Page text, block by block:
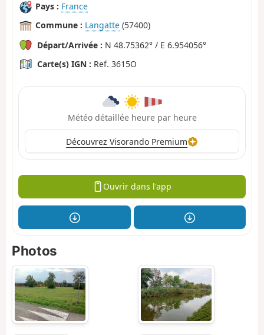
Pays : France
Commune : Langatte (57400)
Départ/Arrivée : N 48.75362° / E 6.954056°
Carte(s) IGN : Ref. 3615O
Météo détaillée heure par heure
Découvrez Visorando Premium
Ouvrir dans l'app
Photos